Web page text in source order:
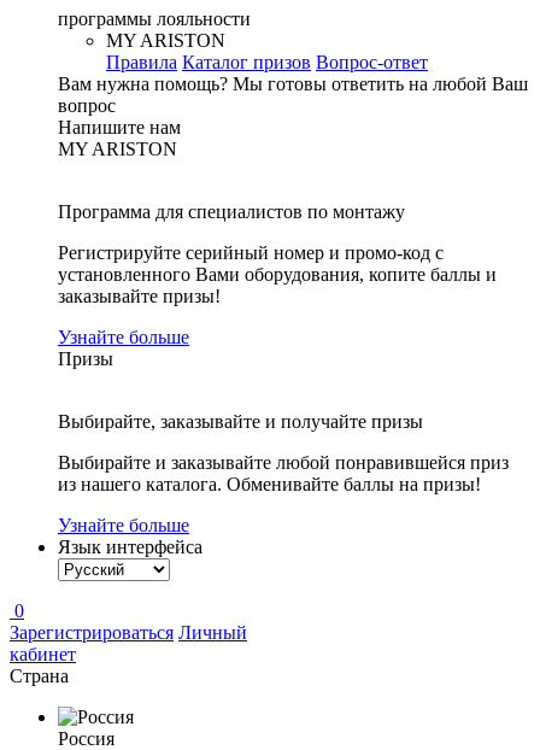
программы лояльности
MY ARISTON
Правила Каталог призов Вопрос-ответ
Вам нужна помощь? Мы готовы ответить на любой Ваш
вопрос
Напишите нам
MY ARISTON
Программа для специалистов по монтажу
Регистрируйте серийный номер и промо-код с
установленного Вами оборудования, копите баллы и
заказывайте призы!
Узнайте больше
Призы
Выбирайте, заказывайте и получайте призы
Выбирайте и заказывайте любой понравившейся приз
из нашего каталога. Обменивайте баллы на призы!
Узнайте больше
Язык интерфейса
0
Зарегистрироваться Личный
кабинет
Страна
Россия